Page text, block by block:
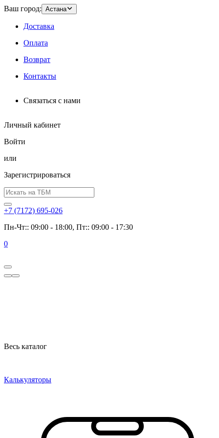
Ваш город: Астана
Доставка
Оплата
Возврат
Контакты
Связаться с нами
Личный кабинет
Войти
или
Зарегистрироваться
+7 (7172) 695-026
Пн-Чт:: 09:00 - 18:00, Пт:: 09:00 - 17:30
0
Весь каталог
Калькуляторы